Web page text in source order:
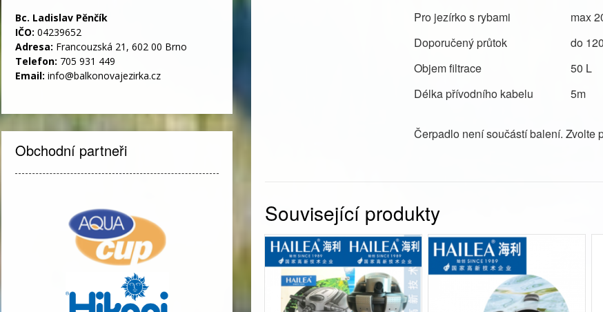
Pro jezírko s rybami
max
Doporučený průtok
do
Objem filtrace
50 L
Délka přívodního kabelu
5m
Čerpadlo není součástí balení. Zvolte
Související produkty
Bc. Ladislav Pěnčík
IČO: 04239652
Adresa: Francouzská 21, 602 00 Brno
Telefon: 705 931 449
Email: info@balkonovajezirka.cz
Obchodní partneři